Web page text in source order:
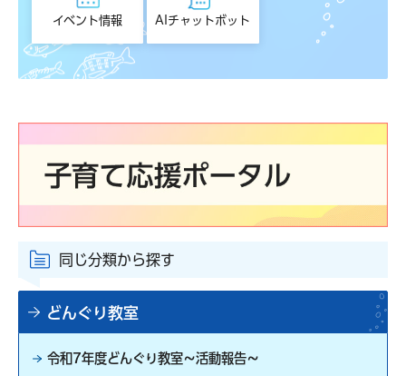
イベント情報 AIチャットボット
同じ分類から探す
どんぐり教室
令和7年度どんぐり教室～活動報告～